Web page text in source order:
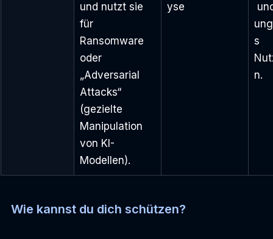
und nutzt sie
für
Ransomware
oder
„Adversarial
Attacks“
(gezielte
Manipulation
von KI-
Modellen).
yse
s
n.
Wie kannst du dich schützen?